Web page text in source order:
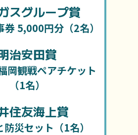
スグループ賞
券 5,000円分（2名）
治安田賞
岡観戦ペアチケット
（1名）
住友海上賞
防災セット（1名）